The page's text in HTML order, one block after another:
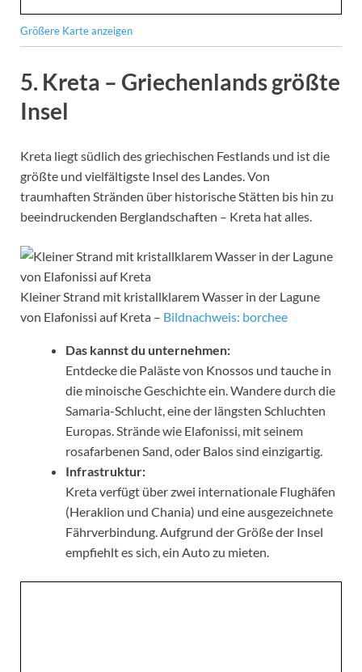
Größere Karte anzeigen
5. Kreta – Griechenlands größte
Insel
Kreta liegt südlich des griechischen Festlands und ist die
größte und vielfältigste Insel des Landes. Von
traumhaften Stränden über historische Stätten bis hin zu
beeindruckenden Berglandschaften – Kreta hat alles.
Kleiner Strand mit kristallklarem Wasser in der Lagune
von Elafonissi auf Kreta – Bildnachweis: borchee
Das kannst du unternehmen:
Entdecke die Paläste von Knossos und tauche in
die minoische Geschichte ein. Wandere durch die
Samaria-Schlucht, eine der längsten Schluchten
Europas. Strände wie Elafonissi, mit seinem
rosafarbenen Sand, oder Balos sind einzigartig.
Infrastruktur:
Kreta verfügt über zwei internationale Flughäfen
(Heraklion und Chania) und eine ausgezeichnete
Fährverbindung. Aufgrund der Größe der Insel
empfiehlt es sich, ein Auto zu mieten.